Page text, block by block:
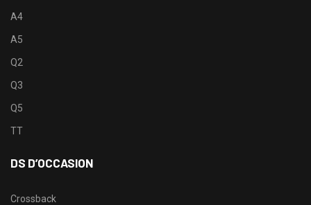
A4
A5
Q2
Q3
Q5
TT
DS D’OCCASION
Crossback